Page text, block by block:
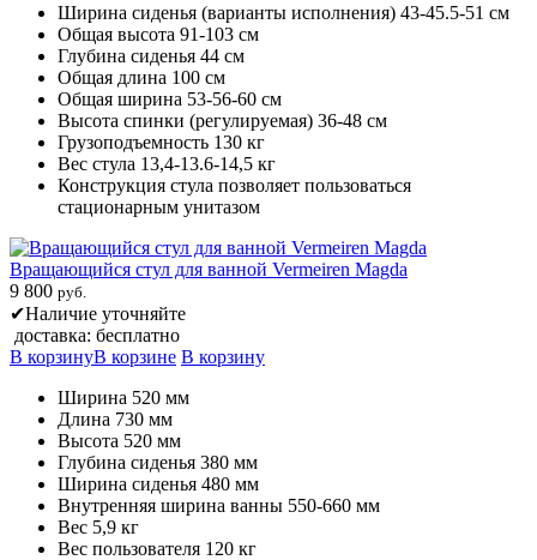
Ширина сиденья (варианты исполнения) 43-45.5-51 см
Общая высота 91-103 см
Глубина сиденья 44 см
Общая длина 100 см
Общая ширина 53-56-60 см
Высота спинки (регулируемая) 36-48 см
Грузоподъемность 130 кг
Вес стула 13,4-13.6-14,5 кг
Конструкция стула позволяет пользоваться
стационарным унитазом
Вращающийся стул для ванной Vermeiren Magda
9 800 руб.
✔Наличие уточняйте
доставка: бесплатно
В корзинуВ корзине В корзину
Ширина 520 мм
Длина 730 мм
Высота 520 мм
Глубина сиденья 380 мм
Ширина сиденья 480 мм
Внутренняя ширина ванны 550-660 мм
Вес 5,9 кг
Вес пользователя 120 кг